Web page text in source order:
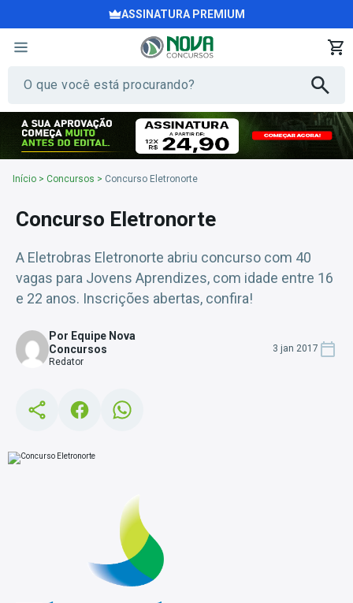
ASSINATURA PREMIUM
Início > Concursos > Concurso Eletronorte
Concurso Eletronorte
A Eletrobras Eletronorte abriu concurso com 40
vagas para Jovens Aprendizes, com idade entre 16
e 22 anos. Inscrições abertas, confira!
Por Equipe Nova
Concursos
Redator
3 jan 2017